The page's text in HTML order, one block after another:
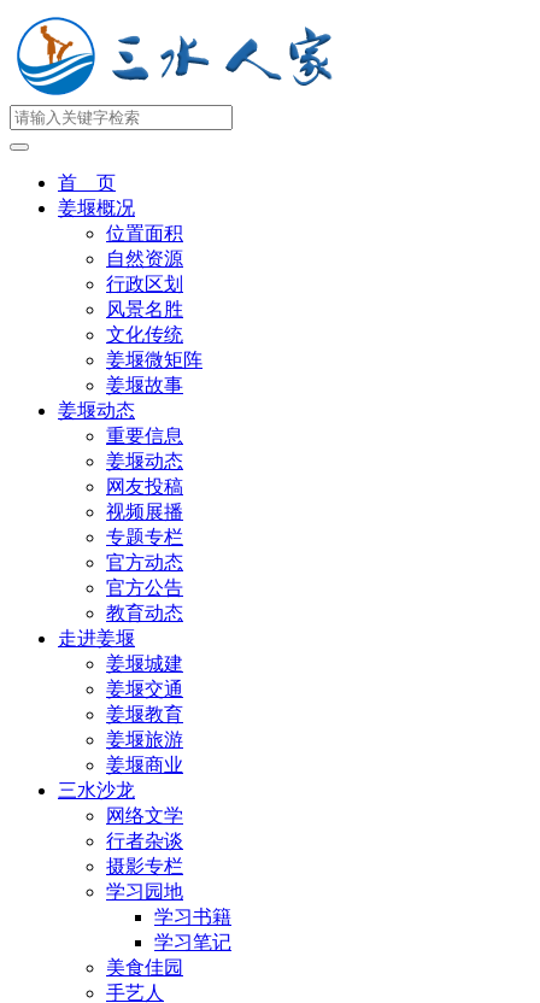
首 页
姜堰概况
位置面积
自然资源
行政区划
风景名胜
文化传统
姜堰微矩阵
姜堰故事
姜堰动态
重要信息
姜堰动态
网友投稿
视频展播
专题专栏
官方动态
官方公告
教育动态
走进姜堰
姜堰城建
姜堰交通
姜堰教育
姜堰旅游
姜堰商业
三水沙龙
网络文学
行者杂谈
摄影专栏
学习园地
学习书籍
学习笔记
美食佳园
手艺人